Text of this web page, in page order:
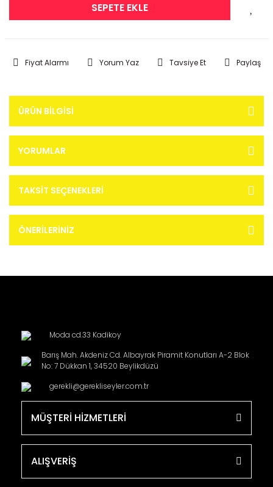
SEPETE EKLE
Fiyat Alarmı Yorum Yaz Tavsiye Et Paylaş
ÜRÜN BILGISI
YORUMLAR
TAKSIT SEÇENEKLERI
ÖNERILERINIZ
Moda cd.33 Kadikoy
Barış Mah. Akdeniz Cd. Albayrak Piramit Konutları A-2 Blok
No: 7 Dükkan 1, 34520 Beylikdüzü
gerekli@gerekliseyler.com.tr
MÜŞTERİ HİZMETLERİ
ALIŞVERİŞ